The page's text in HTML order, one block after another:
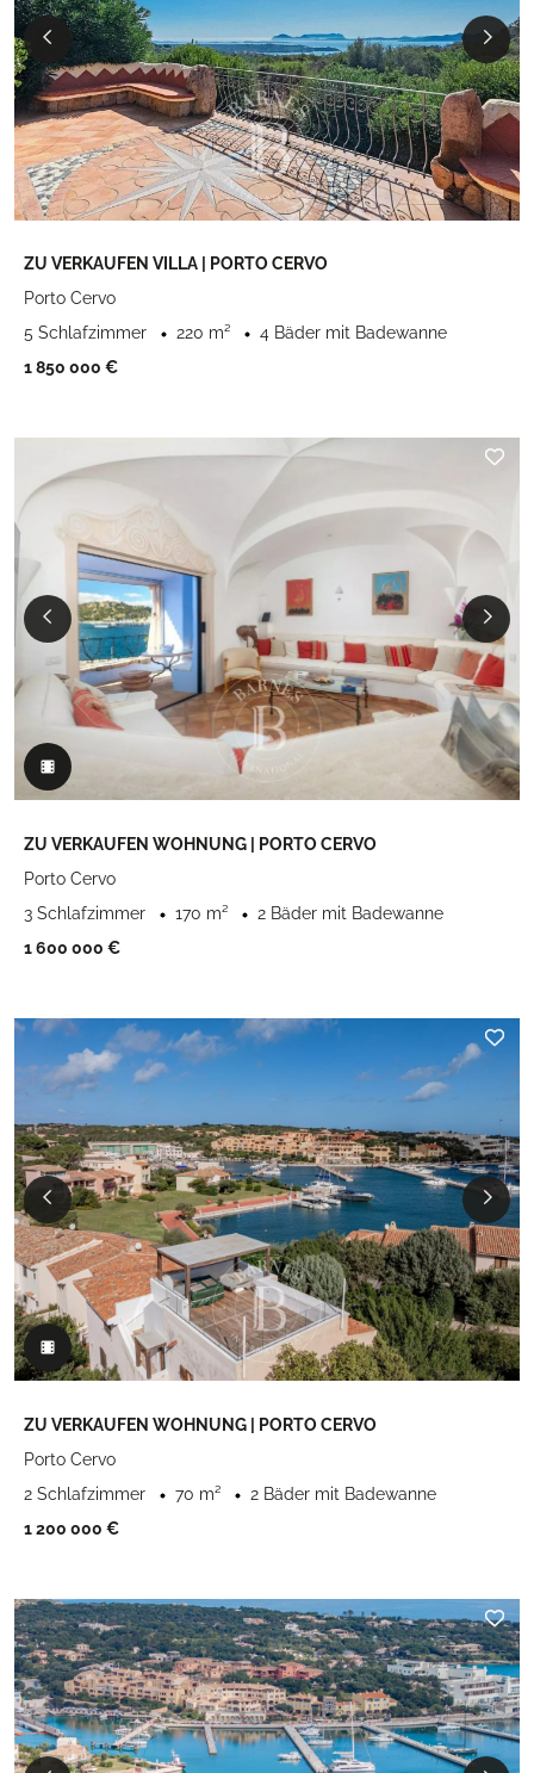
ZU VERKAUFEN VILLA | PORTO CERVO
Porto Cervo
5 Schlafzimmer
220 m²
4 Bäder mit Badewanne
1 850 000 €
ZU VERKAUFEN WOHNUNG | PORTO CERVO
Porto Cervo
3 Schlafzimmer
170 m²
2 Bäder mit Badewanne
1 600 000 €
ZU VERKAUFEN WOHNUNG | PORTO CERVO
Porto Cervo
2 Schlafzimmer
70 m²
2 Bäder mit Badewanne
1 200 000 €